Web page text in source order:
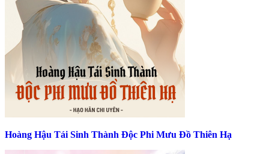
Hoàng Hậu Tái Sinh Thành Độc Phi Mưu Đồ Thiên Hạ